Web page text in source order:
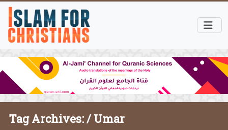
Tag Archives: /Umar